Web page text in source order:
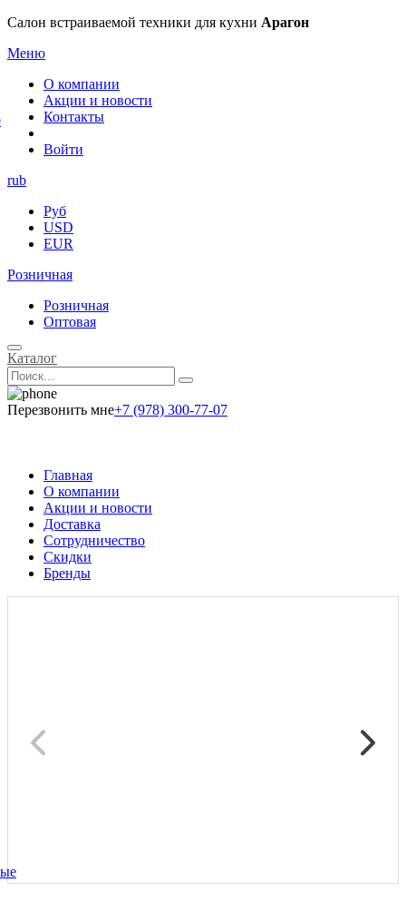
Салон встраиваемой техники для кухни Арагон
Меню
О компании
Акции и новости
Контакты
Войти
rub
Руб
USD
EUR
Розничная
Розничная
Оптовая
Каталог
Перезвонить мне+7 (978) 300-77-07
Главная
О компании
Акции и новости
Доставка
Сотрудничество
Скидки
Бренды